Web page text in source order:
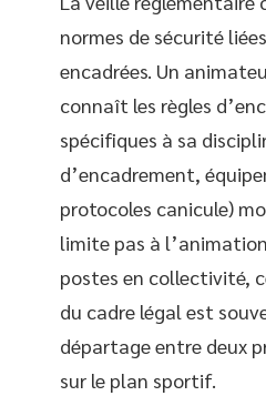
normes de sécurité
encadrées. Un
connaît les règles
spécifiques à sa
d’encadrement,
protocoles canicule)
limite pas à
postes en collectivité,
du cadre légal est
départage entre deux
sur le plan sportif.